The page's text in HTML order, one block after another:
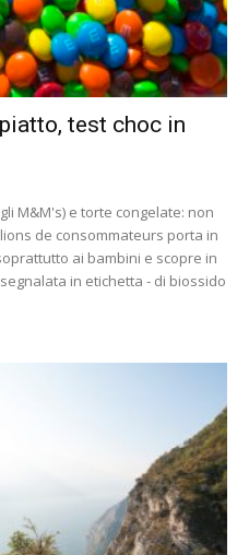
test choc in
M&M's) e torte congelate: non
de consommateurs porta in
ai bambini e scopre in
in etichetta - di biossido